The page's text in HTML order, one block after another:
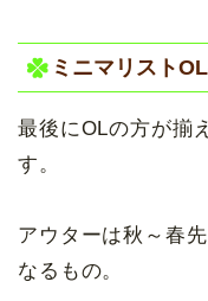
ミニマリスト
最後にOLの方が揃
す。
アウターは秋～春
なるもの。